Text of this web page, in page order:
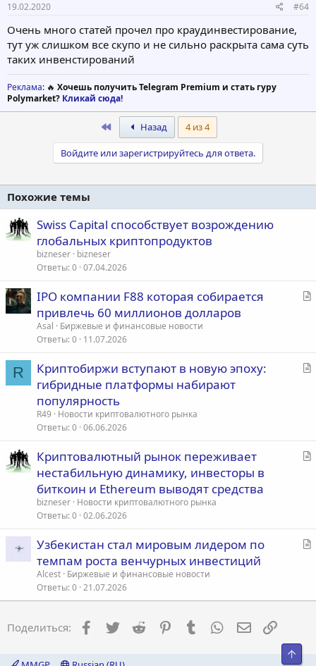
19.02.2020 #64
Очень много статей прочел про краудинвестирование,
тут уж слишком все скупо и не сильно раскрыта сама суть
таких инвенстирований
Реклама: 🔥 Хочешь получить Telegram Premium и стать гуру
Polymarket? Кликай сюда!
First Назад 4 из 4
Войдите или зарегистрируйтесь для ответа.
Похожие темы
Swiss Capital способствует возрождению
глобальных криптопродуктов
bizneser bizneser
Ответы 0 07.04.2026
С
я
IPO компании F88 которая собирается
привлечь 60 миллионов долларов
Asal
Биржевые и финансовые новости
Ответы 0 11.07.2026
R
С
Криптобиржи вступают в новую эпоху:
гибридные платформы набирают
популярность
R49
Новости криптовалютного рынка
Ответы 0 06.06.2026
С
Криптовалютный рынок переживает
нестабильную динамику, инвесторы в
биткоин и Ethereum выводят средства
bizneser Новости криптовалютного рынка
Ответы 0 02.06.2026
С
ь
Узбекистан стал мировым лидером по
темпам роста венчурных инвестиций
Alcest Биржевые и финансовые новости
Ответы 0 21.07.2026
Поделиться: Facebook
Twitter Reddit PinterestTumblr WhatsApp